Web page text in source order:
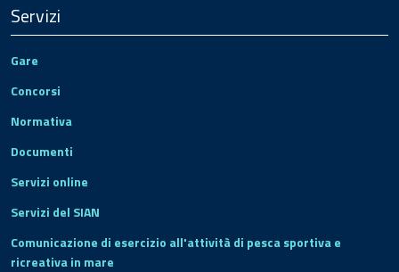
Servizi
Gare
Concorsi
Normativa
Documenti
Servizi online
Servizi del SIAN
Comunicazione di esercizio all'attività di pesca sportiva e
ricreativa in mare